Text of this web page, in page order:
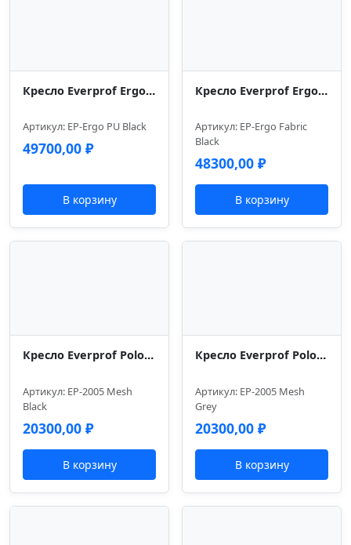
Кресло Everprof Ergo Black Экокожа Черный
Артикул: EP-Ergo PU Black
49700,00 ₽
В корзину
Кресло Everprof Ergo Black Ткань Черный
Артикул: EP-Ergo Fabric
Black
48300,00 ₽
В корзину
Кресло Everprof Polo S Сетка Черный
Артикул: EP-2005 Mesh
Black
20300,00 ₽
В корзину
Кресло Everprof Polo S Сетка Серый
Артикул: EP-2005 Mesh
Grey
20300,00 ₽
В корзину